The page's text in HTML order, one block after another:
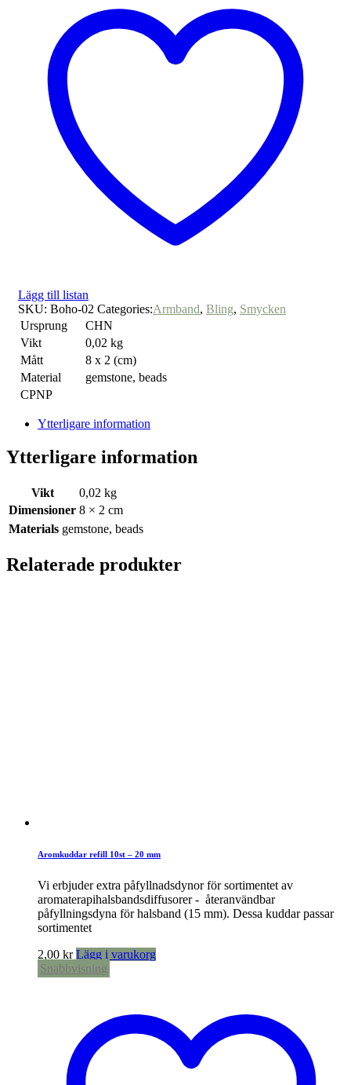
Lägg till listan
SKU: Boho-02 Categories:Armband, Bling, Smycken
Ursprung
CHN
Vikt
0,02 kg
Mått
8 x 2 (cm)
Material
gemstone, beads
CPNP
Ytterligare information
Ytterligare information
Vikt
0,02 kg
Dimensioner 8 × 2 cm
Materials gemstone, beads
Relaterade produkter
Aromkuddar refill 10st – 20 mm
Vi erbjuder extra påfyllnadsdynor för sortimentet av
aromaterapihalsbandsdiffusorer - återanvändbar
påfyllningsdyna för halsband (15 mm). Dessa kuddar passar
sortimentet
2,00 kr Lägg i varukorg
Snabbvisning